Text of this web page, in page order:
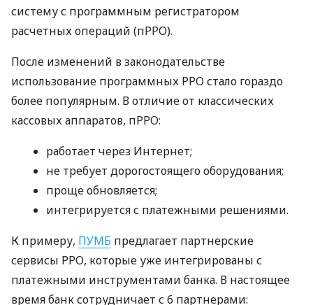
систему с программным регистратором
расчетных операций (пРРО).
После изменений в законодательстве
использование программных РРО стало гораздо
более популярным. В отличие от классических
кассовых аппаратов, пРРО:
работает через Интернет;
не требует дорогостоящего оборудования;
проще обновляется;
интегрируется с платежными решениями.
К примеру, ПУМБ предлагает партнерские
сервисы РРО, которые уже интегрированы с
платежными инструментами банка. В настоящее
время банк сотрудничает с 6 партнерами: